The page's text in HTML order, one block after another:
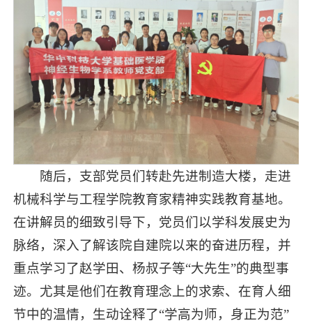
随后，支部党员们转赴先进制造大楼，走进
机械科学与工程学院教育家精神实践教育基地。
在讲解员的细致引导下，党员们以学科发展史为
脉络，深入了解该院自建院以来的奋进历程，并
重点学习了赵学田、杨叔子等“大先生”的典型事
迹。尤其是他们在教育理念上的求索、在育人细
节中的温情，生动诠释了“学高为师，身正为范”